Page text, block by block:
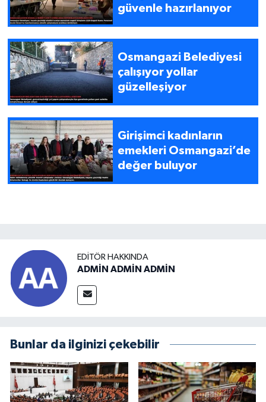
güvenle hazırlanıyor
Osmangazi Belediyesi
çalışıyor yollar
güzelleşiyor
Girişimci kadınların
emekleri Osmangazi’de
değer buluyor
EDITÖR HAKKINDA
ADMİN ADMİN ADMİN
Bunlar da ilginizi çekebilir